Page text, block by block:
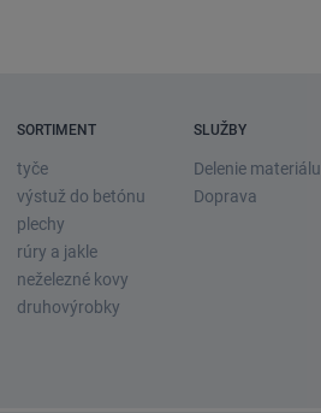
SORTIMENT
tyče
výstuž do betónu
plechy
rúry a jakle
neželezné kovy
druhovýrobky
SLUŽBY
Delenie materiálu
Doprava